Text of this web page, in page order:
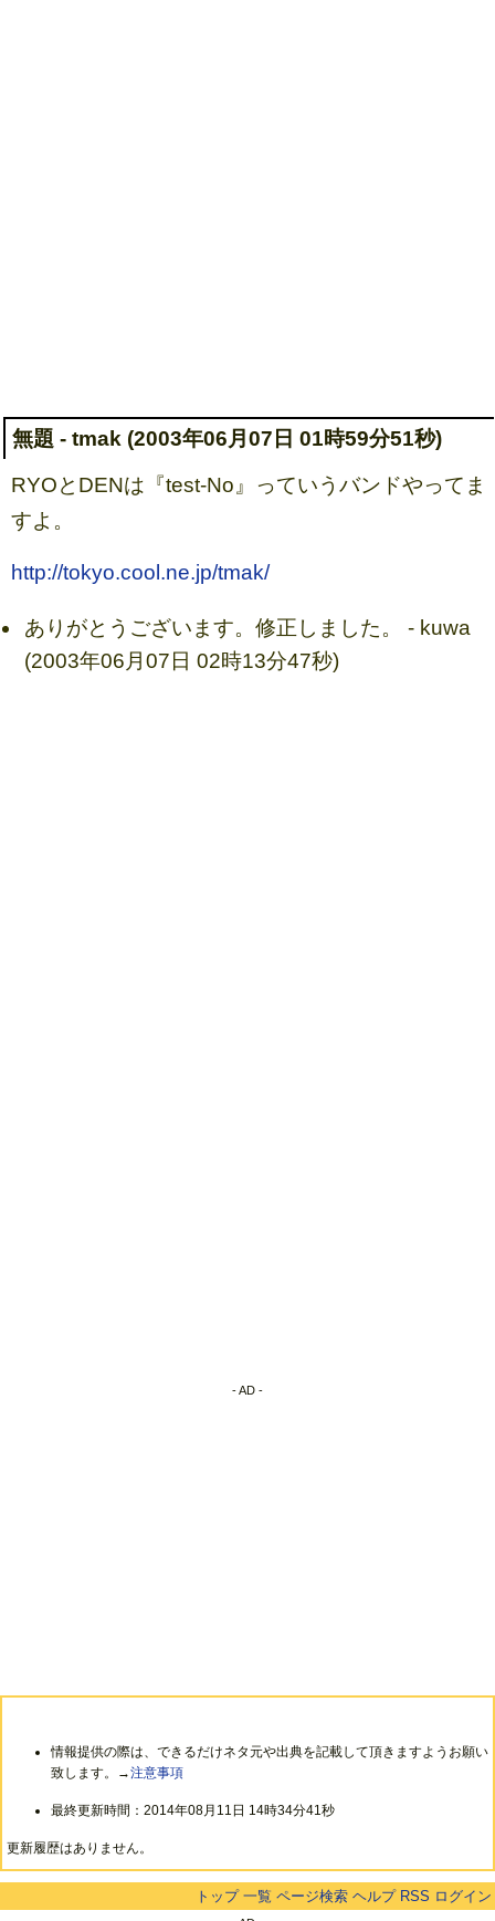
無題 - tmak (2003年06月07日 01時59分51秒)
RYOとDENは『test-No』っていうバンドやってま
すよ。
http://tokyo.cool.ne.jp/tmak/
ありがとうございます。修正しました。 - kuwa
(2003年06月07日 02時13分47秒)
- AD -
情報提供の際は、できるだけネタ元や出典を記載して頂きますようお願い
致します。→注意事項
最終更新時間：2014年08月11日 14時34分41秒
更新履歴はありません。
トップ 一覧 ページ検索 ヘルプ RSS ログイン